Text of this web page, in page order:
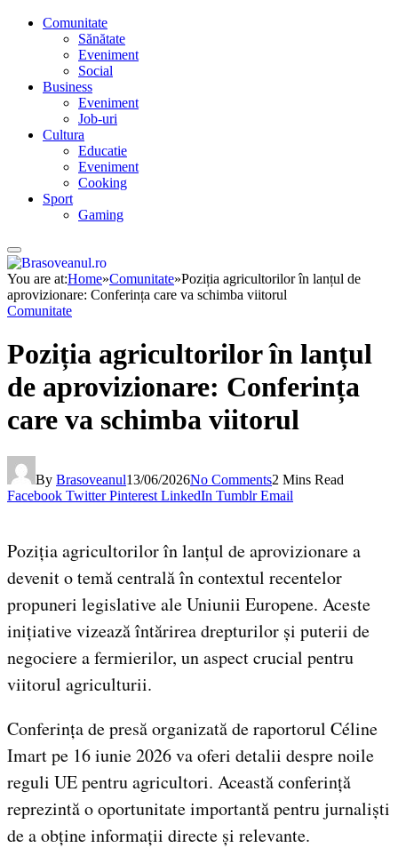
Comunitate
Sănătate
Eveniment
Social
Business
Eveniment
Job-uri
Cultura
Educatie
Eveniment
Cooking
Sport
Gaming
You are at:Home»Comunitate»Poziția agricultorilor în lanțul de
aprovizionare: Conferința care va schimba viitorul
Comunitate
Poziția agricultorilor în lanțul
de aprovizionare: Conferința
care va schimba viitorul
By Brasoveanul13/06/2026No Comments2 Mins Read
Facebook Twitter Pinterest LinkedIn Tumblr Email
Poziția agricultorilor în lanțul de aprovizionare a
devenit o temă centrală în contextul recentelor
propuneri legislative ale Uniunii Europene. Aceste
inițiative vizează întărirea drepturilor și puterii de
negociere a fermierilor, un aspect crucial pentru
viitorul agriculturii.
Conferința de presă organizată de raportorul Céline
Imart pe 16 iunie 2026 va oferi detalii despre noile
reguli UE pentru agricultori. Această conferință
reprezintă o oportunitate importantă pentru jurnaliști
de a obține informații directe și relevante.